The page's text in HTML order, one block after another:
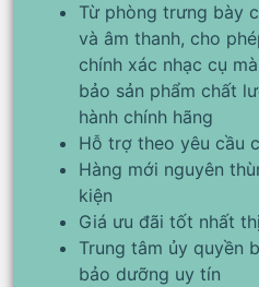
Từ phòng trưng bày
và âm thanh, cho
chính xác nhạc cụ
bảo sản phẩm chất
hành chính hãng
Hỗ trợ theo yêu cầu
Hàng mới nguyên
kiện
Giá ưu đãi tốt nhất
Trung tâm ủy quyền
bảo dưỡng uy tín